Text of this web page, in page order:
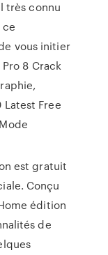
très connu
ce
vous initier
8 Crack
Latest Free
est gratuit
Conçu
édition
de